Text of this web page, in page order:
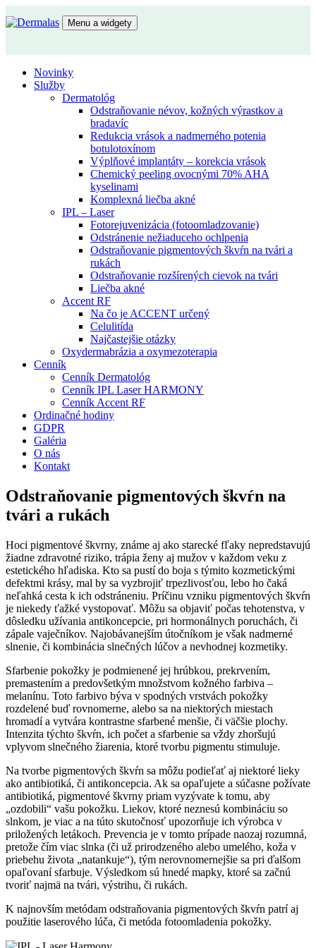
na
Menu a widgety
Novinky
Služby
Dermatológ
Odstraňovanie névov, kožných výrastkov a
bradavíc
Redukcia vrások a nadmerného potenia
botulotoxínom
Výplňové implantáty – korekcia vrások
Chemický peeling ovocnými 70% AHA
kyselinami
Komplexná liečba akné
IPL – Laser
Fotorejuvenizácia (fotoomladzovanie)
Odstránenie nežiaduceho ochlpenia
Odstraňovanie pigmentových škvŕn na tvári a
rukách
Odstraňovanie rozšírených cievok na tvári
Liečba akné
Accent RF
Na čo je ACCENT určený
Celulitída
Najčastejšie otázky
Oxydermabrázia a oxymezoterapia
Cenník
Cenník Dermatológ
Cenník IPL Laser HARMONY
Cenník Accent RF
Ordinačné hodiny
GDPR
Galéria
O nás
Kontakt
Odstraňovanie pigmentových škvŕn na
tvári a rukách
Hoci pigmentové škvrny, známe aj ako starecké fľaky nepredstavujú
žiadne zdravotné riziko, trápia ženy aj mužov v každom veku z
estetického hľadiska. Kto sa pustí do boja s týmito kozmetickými
defektmi krásy, mal by sa vyzbrojiť trpezlivosťou, lebo ho čaká
neľahká cesta k ich odstráneniu. Príčinu vzniku pigmentových škvŕn
je niekedy ťažké vystopovať. Môžu sa objaviť počas tehotenstva, v
dôsledku užívania antikoncepcie, pri hormonálnych poruchách, či
zápale vaječníkov. Najobávanejším útočníkom je však nadmerné
slnenie, či kombinácia slnečných lúčov a nevhodnej kozmetiky.
Sfarbenie pokožky je podmienené jej hrúbkou, prekrvením,
premastením a predovšetkým množstvom kožného farbiva –
melanínu. Toto farbivo býva v spodných vrstvách pokožky
rozdelené buď rovnomerne, alebo sa na niektorých miestach
hromadí a vytvára kontrastne sfarbené menšie, či väčšie plochy.
Intenzita týchto škvŕn, ich počet a sfarbenie sa vždy zhoršujú
vplyvom slnečného žiarenia, ktoré tvorbu pigmentu stimuluje.
Na tvorbe pigmentových škvŕn sa môžu podieľať aj niektoré lieky
ako antibiotiká, či antikoncepcia. Ak sa opaľujete a súčasne požívate
antibiotiká, pigmentové škvrny priam vyzývate k tomu, aby
„ozdobili“ vašu pokožku. Liekov, ktoré neznesú kombináciu so
slnkom, je viac a na túto skutočnosť upozorňuje ich výrobca v
priložených letákoch. Prevencia je v tomto prípade naozaj rozumná,
pretože čím viac slnka (či už prirodzeného alebo umelého, koža v
priebehu života „natankuje“), tým nerovnomernejšie sa pri ďalšom
opaľovaní sfarbuje. Výsledkom sú hnedé mapky, ktoré sa začnú
tvoriť najmä na tvári, výstrihu, či rukách.
K najnovším metódam odstraňovania pigmentových škvŕn patrí aj
použitie laserového lúča, či metóda fotoomladenia pokožky.